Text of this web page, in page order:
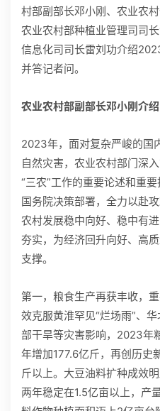
村部副部长邓小刚、农业农
农业农村部种植业管理司司
信息化司司长雷刘功介绍
并答记者问。
农业农村部副部长邓小刚介绍
2023年，面对复杂严峻的国
自然灾害，农业农村部门深
“三农”工作的重要论述和重
国务院决策部署，全力以赴
农村发展稳中向好、稳中有
夯实，为经济回升向好、高
支撑。
第一，粮食生产再获丰收，
效克服黄淮罕见“烂场雨”、
部干旱等灾害影响，2023年
年增加177.6亿斤，再创历史
斤以上。大豆油料扩种成效
两年稳定在1.5亿亩以上，产